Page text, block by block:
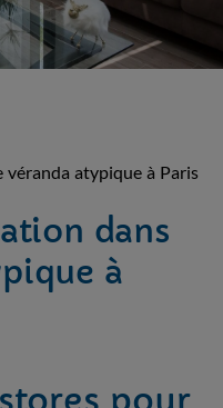
atypique à Paris
dans
à